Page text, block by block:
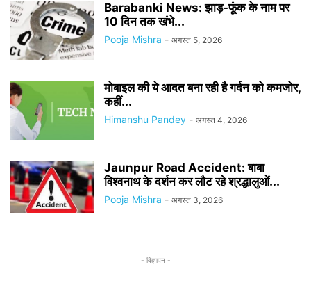
Barabanki News: झाड़-फूंक के नाम पर
10 दिन तक खंभे...
Pooja Mishra - अगस्त 5, 2026
मोबाइल की ये आदत बना रही है गर्दन को कमजोर,
कहीं...
Himanshu Pandey - अगस्त 4, 2026
Jaunpur Road Accident: बाबा
विश्वनाथ के दर्शन कर लौट रहे श्रद्धालुओं...
Pooja Mishra - अगस्त 3, 2026
- विज्ञापन -